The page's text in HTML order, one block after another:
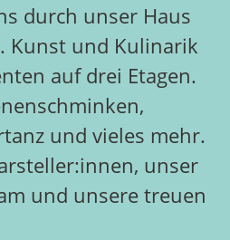
durch unser Haus
Kunst und Kulinarik
auf drei Etagen.
und vieles mehr.
unser
und unsere treuen